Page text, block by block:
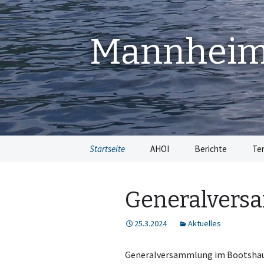
Startseite AHOI Berichte
25.3.2024 Aktuelles
Generalversammlung im